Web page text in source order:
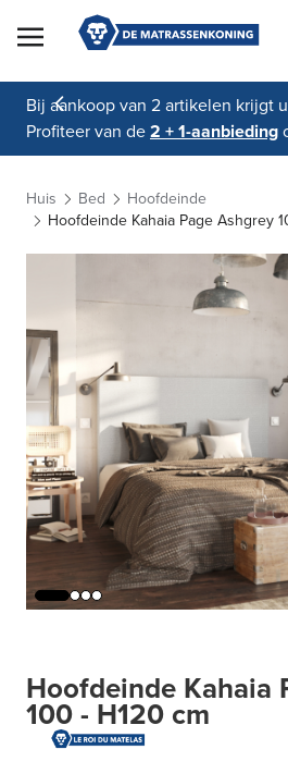
Skip to Content
Bij aankoop van 2 artikelen krijgt
Profiteer van de2 + 1-aanbieding
Huis Bed
Hoofdeinde
Hoofdeinde Kahaia Page Ashgrey
Hoofdeinde Kahaia
100 - H120 cm